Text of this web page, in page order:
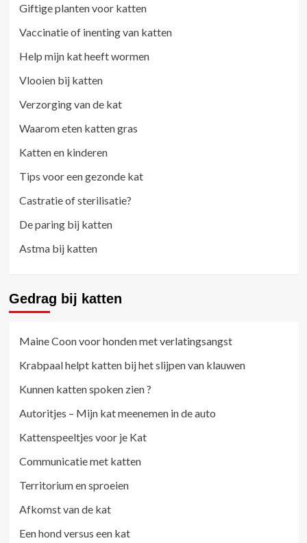
Giftige planten voor katten
Vaccinatie of inenting van katten
Help mijn kat heeft wormen
Vlooien bij katten
Verzorging van de kat
Waarom eten katten gras
Katten en kinderen
Tips voor een gezonde kat
Castratie of sterilisatie?
De paring bij katten
Astma bij katten
Gedrag bij katten
Maine Coon voor honden met verlatingsangst
Krabpaal helpt katten bij het slijpen van klauwen
Kunnen katten spoken zien ?
Autoritjes – Mijn kat meenemen in de auto
Kattenspeeltjes voor je Kat
Communicatie met katten
Territorium en sproeien
Afkomst van de kat
Een hond versus een kat